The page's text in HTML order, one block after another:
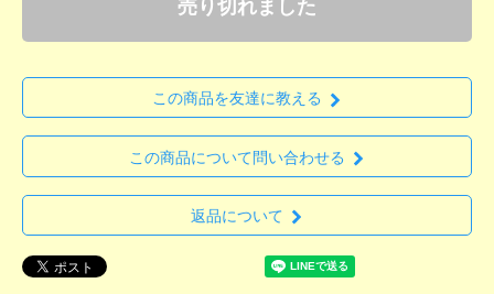
売り切れました
この商品を友達に教える
この商品について問い合わせる
返品について